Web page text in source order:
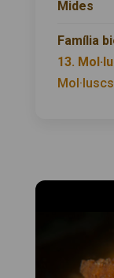
Mides
Família
13.